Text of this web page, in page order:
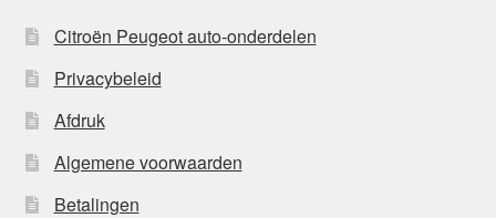
Citroën Peugeot auto-onderdelen
Privacybeleid
Afdruk
Algemene voorwaarden
Betalingen